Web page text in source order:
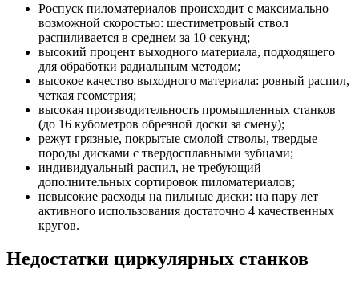
Роспуск пиломатериалов происходит с максимально
возможной скоростью: шестиметровый ствол
распиливается в среднем за 10 секунд;
высокий процент выходного материала, подходящего
для обработки радиальным методом;
высокое качество выходного материала: ровный распил,
четкая геометрия;
высокая производительность промышленных станков
(до 16 кубометров обрезной доски за смену);
режут грязные, покрытые смолой стволы, твердые
породы дисками с твердосплавными зубцами;
индивидуальный распил, не требующий
дополнительных сортировок пиломатериалов;
невысокие расходы на пильные диски: на пару лет
активного использования достаточно 4 качественных
кругов.
Недостатки циркулярных станков